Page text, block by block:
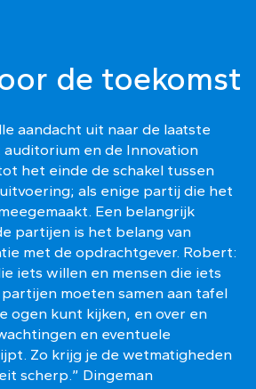
de toekomst
aandacht uit naar de laatste
en de Innovation
het einde de schakel tussen
als enige partij die het
Een belangrijk
partijen is het belang van
met de opdrachtgever. Robert:
iets willen en mensen die iets
moeten samen aan tafel
ogen kunt kijken, en over en
en eventuele
Zo krijg je de wetmatigheden
scherp.” Dingeman